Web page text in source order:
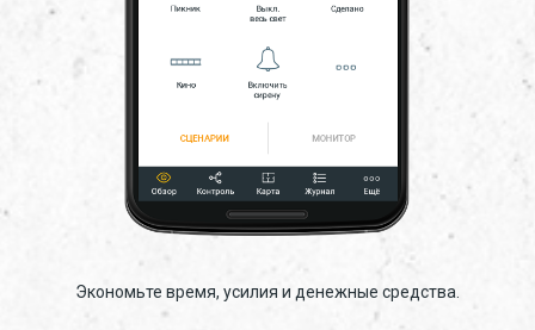
Экономьте время, усилия и денежные средства.